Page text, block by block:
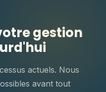
gestion
actuels. Nous
avant tout